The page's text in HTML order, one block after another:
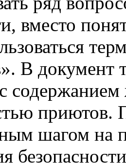
вместо
В документ
приютов.
шагом на